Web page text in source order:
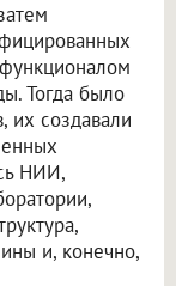
Тогда было
их создавали
НИИ,
и, конечно,